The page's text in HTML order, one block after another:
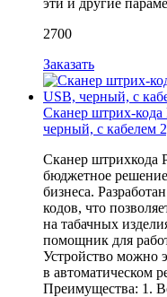
2700
Заказать
Сканер штрих-
черный, с кабелем
Сканер штрихкода
бюджетное
бизнеса.
кодов, что
на табачных
помощник для
Устройство можно
в автоматическом
Преимущества: 1.